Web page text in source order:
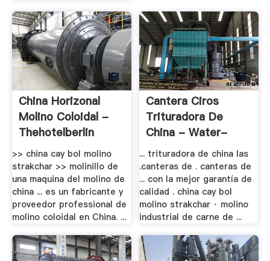
China Horizonal
Molino Coloidal -
Thehotelberlin
>> china cay bol molino
strakchar >> molinillo de
una maquina del molino de
china ... es un fabricante y
proveedor professional de
molino coloidal en China. ...
Cantera Ciros
Trituradora De
China - Water-
Ionizer
... trituradora de china las
.canteras de . canteras de
... con la mejor garantía de
calidad . china cay bol
molino strakchar · molino
industrial de carne de ...